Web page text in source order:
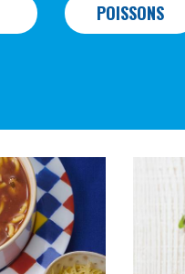
POISSONS